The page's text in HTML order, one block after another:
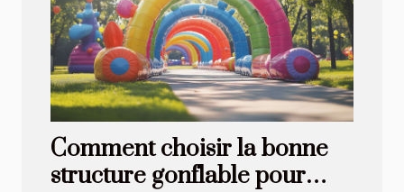
Comment choisir la bonne
structure gonflable pour